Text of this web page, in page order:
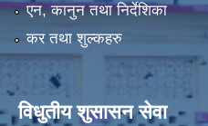
एन, कानुन तथा निर्देशिका
कर तथा शुल्कहरु
विधुतीय शुसासन सेवा